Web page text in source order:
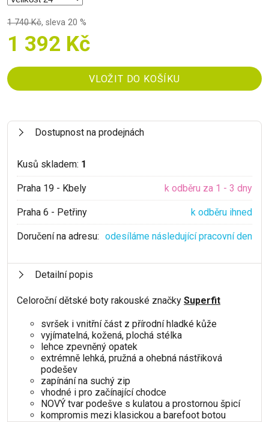
1 740 Kč, sleva 20 %
1 392 Kč
Dostupnost na prodejnách
Kusů skladem: 1
Praha 19 - Kbely k odběru za 1 - 3 dny
Praha 6 - Petřiny k odběru ihned
Doručení na adresu: odesíláme následující pracovní den
Detailní popis
Celoroční dětské boty rakouské značky Superfit
svršek i vnitřní část z přírodní hladké kůže
vyjímatelná, kožená, plochá stélka
lehce zpevněný opatek
extrémně lehká, pružná a ohebná nástřiková
podešev
zapínání na suchý zip
vhodné i pro začínající chodce
NOVÝ tvar podešve s kulatou a prostornou špicí
kompromis mezi klasickou a barefoot botou